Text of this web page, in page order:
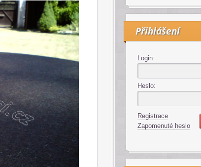
Přihlášení
Login:
Heslo:
Registrace
Zapomenuté heslo